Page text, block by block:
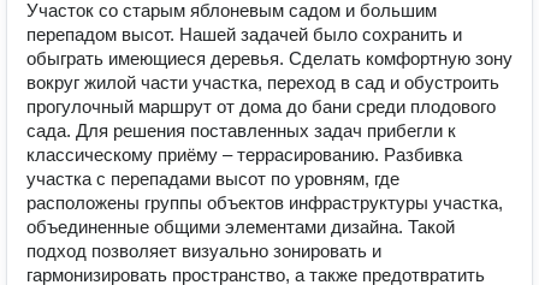
Участок со старым яблоневым садом и большим
перепадом высот. Нашей задачей было сохранить и
обыграть имеющиеся деревья. Сделать комфортную зону
вокруг жилой части участка, переход в сад и обустроить
прогулочный маршрут от дома до бани среди плодового
сада. Для решения поставленных задач прибегли к
классическому приёму – террасированию. Разбивка
участка с перепадами высот по уровням, где
расположены группы объектов инфраструктуры участка,
объединенные общими элементами дизайна. Такой
подход позволяет визуально зонировать и
гармонизировать пространство, а также предотвратить